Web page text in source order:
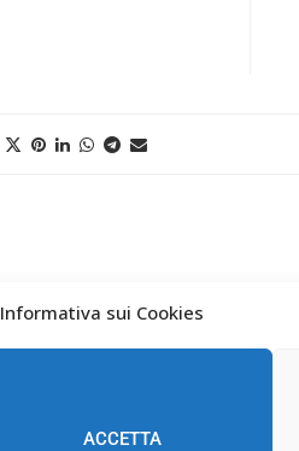
Informativa sui Cookies
ACCETTA